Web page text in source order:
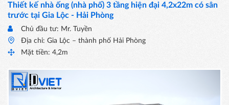
Thiết kế nhà ống (nhà phố) 3 tầng hiện đại 4,2x22m có sân
trước tại Gia Lộc - Hải Phòng
Chủ đầu tư: Mr. Tuyền
Địa chỉ: Gia Lộc – thành phố Hải Phòng
Mặt tiền: 4,2m